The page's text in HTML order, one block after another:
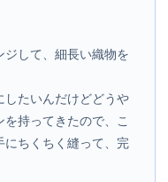
して、細長い織物を
したいんだけどどうや
持ってきたので、こ
にちくちく縫って、完